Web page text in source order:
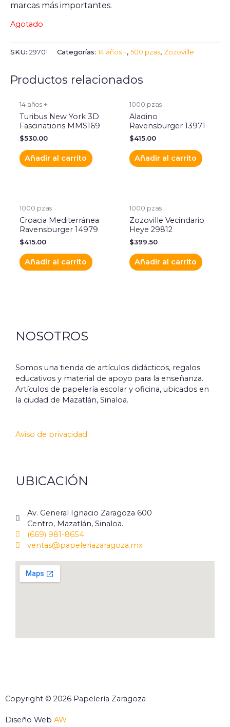
marcas más importantes.
Agotado
SKU: 29701 Categorías:14 años +, 500 pzas, Zozoville
Productos relacionados
14 años +
Turibus New York 3D
Fascinations MMS169
$530.00
Añadir al carrito
1000 pzas
Aladino
Ravensburger 13971
$415.00
Añadir al carrito
1000 pzas
Croacia Mediterránea
Ravensburger 14979
$415.00
Añadir al carrito
1000 pzas
Zozoville Vecindario
Heye 29812
$399.50
Añadir al carrito
NOSOTROS
Somos una tienda de artículos didácticos, regalos
educativos y material de apoyo para la enseñanza.
Artículos de papelería escolar y oficina, ubicados en
la ciudad de Mazatlán, Sinaloa.
Aviso de privacidad
UBICACIÓN
Av. General Ignacio Zaragoza 600
Centro, Mazatlán, Sinaloa.
(669) 981-8654
ventas@papeleriazaragoza.mx
Copyright © 2026 Papelería Zaragoza
Diseño Web AW